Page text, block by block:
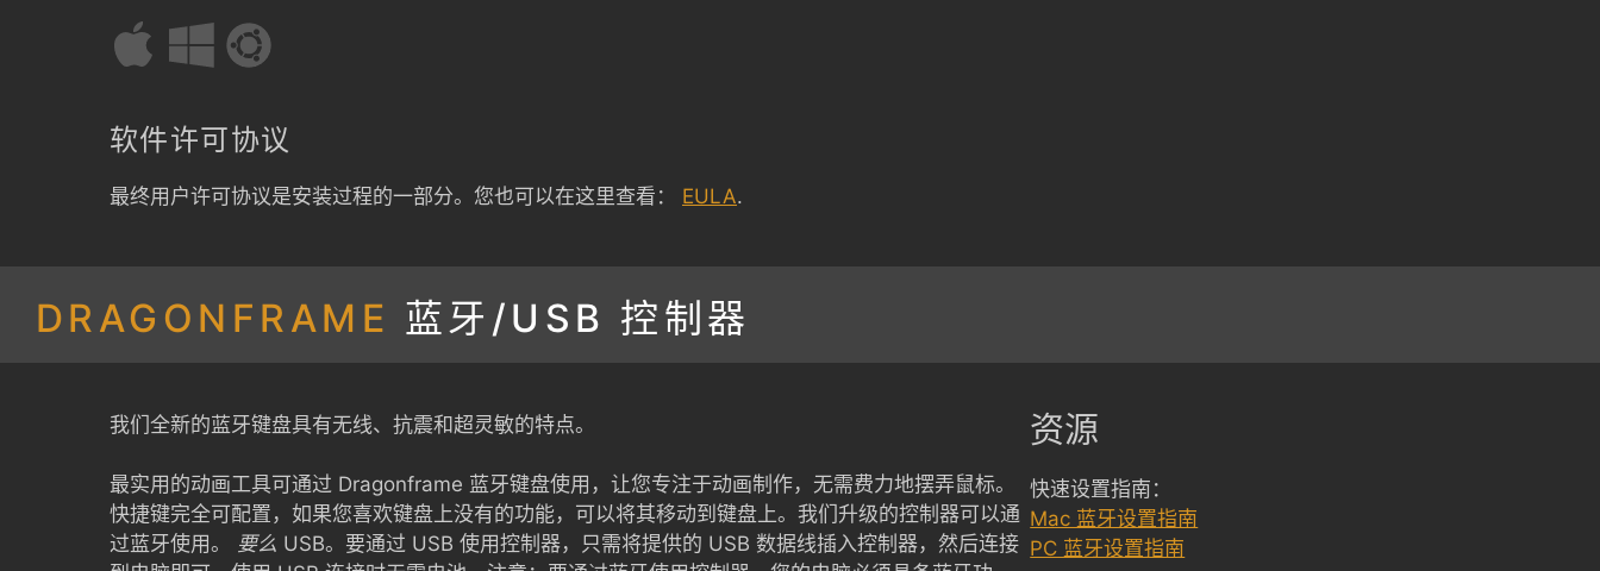
软件许可协议
最终用户许可协议是安装过程的一部分。您也可以在这里查看： EULA.
DRAGONFRAME 蓝牙/USB 控制器
我们全新的蓝牙键盘具有无线、抗震和超灵敏的特点。
最实用的动画工具可通过 Dragonframe 蓝牙键盘使用，让您专注于动画制作，无需费力地摆弄鼠标。
快捷键完全可配置，如果您喜欢键盘上没有的功能，可以将其移动到键盘上。我们升级的控制器可以通
过蓝牙使用。 要么 USB。要通过 USB 使用控制器，只需将提供的 USB 数据线插入控制器，然后连接
资源
快速设置指南：
Mac 蓝牙设置指南
PC 蓝牙设置指南